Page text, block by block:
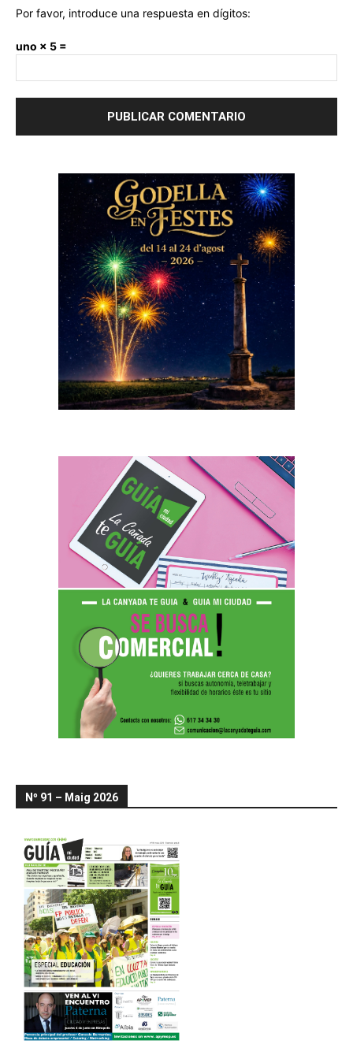
Por favor, introduce una respuesta en dígitos:
uno × 5 =
Nº 91 – Maig 2026